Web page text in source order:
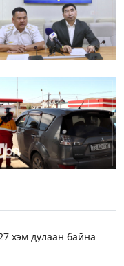
хэм дулаан байна